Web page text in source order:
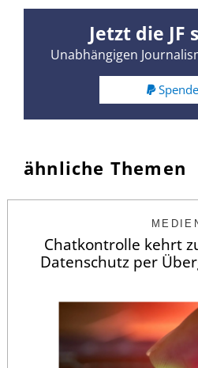
Jetzt die JF
Unabhängigen
ähnliche Themen
Chatkontrolle kehrt
Datenschutz per